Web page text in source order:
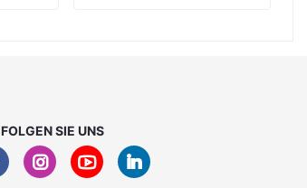
FOLGEN SIE UNS